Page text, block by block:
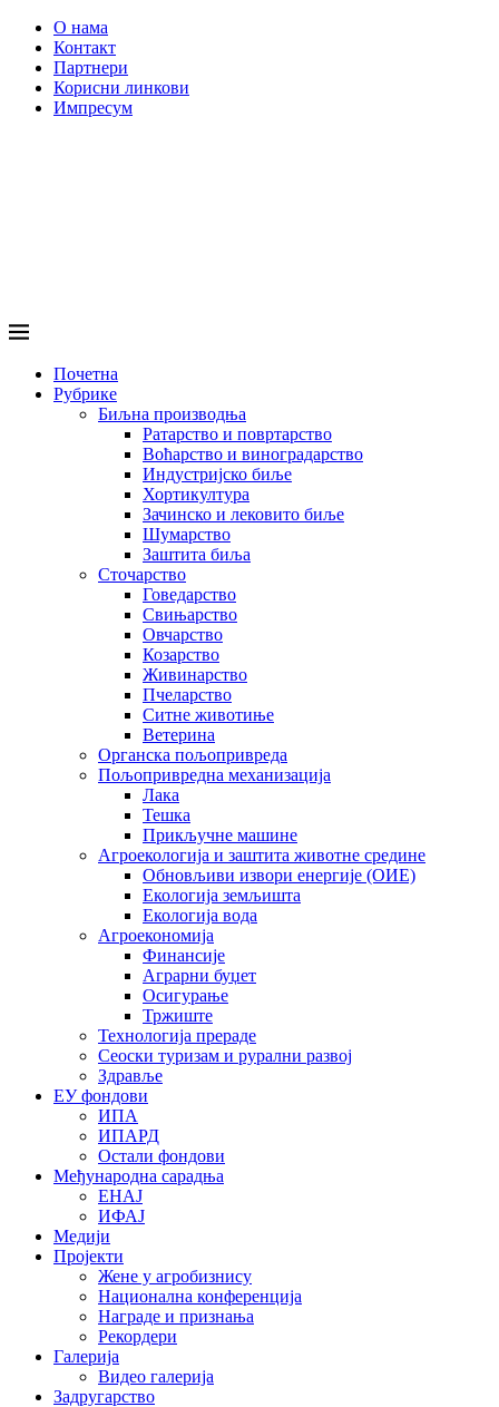
О нама
Контакт
Партнери
Корисни линкови
Импресум
Почетна
Рубрике
Биљна производња
Ратарство и повртарство
Воћарство и виноградарство
Индустријско биље
Хортикултура
Зачинско и лековито биље
Шумарство
Заштита биља
Сточарство
Говедарство
Свињарство
Овчарство
Козарство
Живинарство
Пчеларство
Ситне животиње
Ветерина
Органска пољопривреда
Пољопривредна механизација
Лака
Тешка
Прикључне машине
Агроекологија и заштита животне средине
Обновљиви извори енергије (ОИЕ)
Екологија земљишта
Екологија вода
Агроекономија
Финансије
Аграрни буџет
Осигурање
Тржиште
Технологија прераде
Сеоски туризам и рурални развој
Здравље
ЕУ фондови
ИПА
ИПАРД
Остали фондови
Међународна сарадња
ЕНАЈ
ИФАЈ
Медији
Пројекти
Жене у агробизнису
Национална конференција
Награде и признања
Рекордери
Галерија
Видео галерија
Задругарство